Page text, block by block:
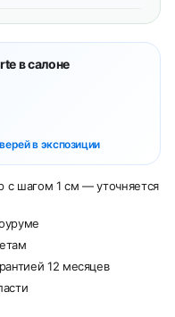
в салоне
в экспозиции
с шагом 1 см — уточняется
12 месяцев